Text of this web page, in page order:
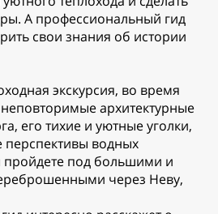
А профессиональный гид
свои знания об истории
экскурсия, во время
архитектурные
его тихие и уютные уголки,
водных
под большими и
через Неву,